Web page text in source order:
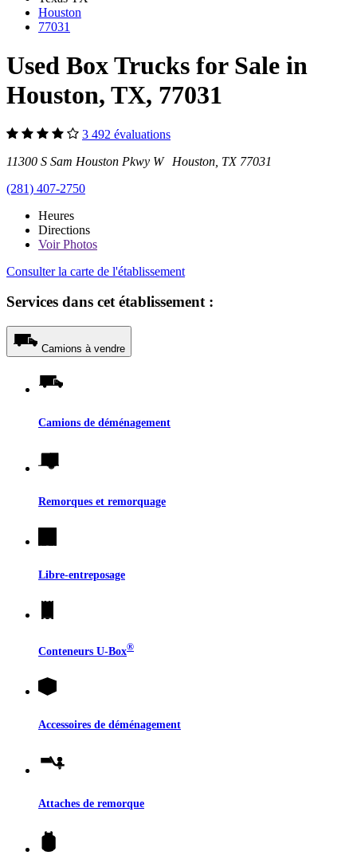
Houston
77031
Used Box Trucks for Sale in
Houston, TX, 77031
3 492 évaluations
11300 S Sam Houston Pkwy W Houston, TX 77031
(281) 407-2750
Heures
Directions
VoirPhotos
Consulter la carte de l'établissement
Services dans cet établissement :
Camions à vendre
Camions de déménagement
Remorques et remorquage
Libre-entreposage
Conteneurs U-Box®
Accessoires de déménagement
Attaches de remorque